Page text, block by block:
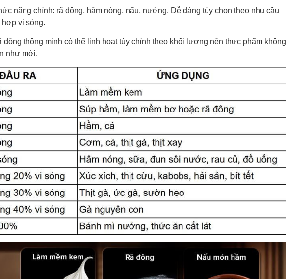
năng chính: rã đông, hâm nóng, nấu, nướng. Dễ dàng tùy chọn theo nhu cầu
vi sóng.
thông minh có thể linh hoạt tùy chỉnh theo khối lượng nên thực phẩm không
như mới.